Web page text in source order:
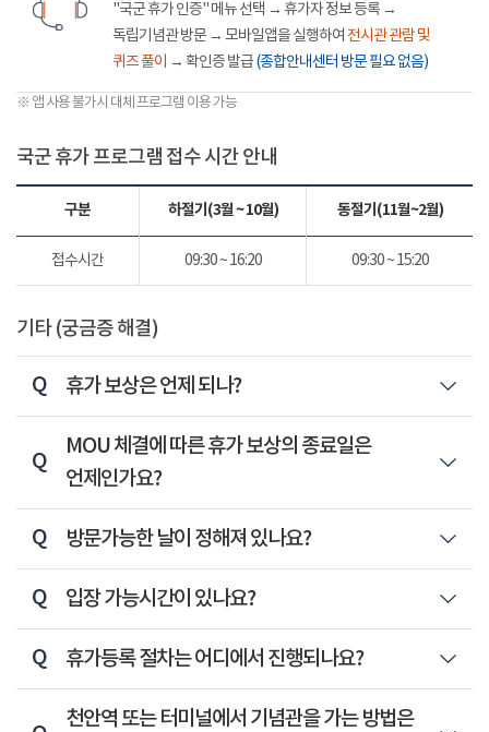
"국군 휴가 인증" 메뉴 선택 → 휴가자 정보 등록 →
독립기념관 방문 → 모바일앱을 실행하여 전시관 관람 및
퀴즈 풀이 → 확인증 발급(종합안내센터 방문 필요 없음)
※ 앱 사용 불가시 대체 프로그램 이용 가능
국군 휴가 프로그램 접수 시간 안내
구분 하절기(3월 ~ 10월) 동절기(11월~2월)
접수시간 09:30 ~ 16:20 09:30 ~ 15:20
기타 (궁금증 해결)
휴가 보상은 언제 되나?
MOU 체결에 따른 휴가 보상의 종료일은
언제인가요?
방문가능한 날이 정해져 있나요?
입장 가능시간이 있나요?
휴가등록 절차는 어디에서 진행되나요?
천안역 또는 터미널에서 기념관을 가는 방법은